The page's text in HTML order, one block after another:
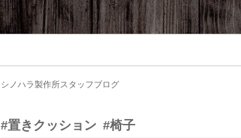
シノハラ製作所スタッフブログ
#置きクッション #椅子